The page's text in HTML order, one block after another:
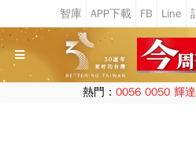
熱門： 0056 0050 輝達